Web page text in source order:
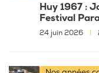
Huy 1967 :
Festival
24 juin 2026